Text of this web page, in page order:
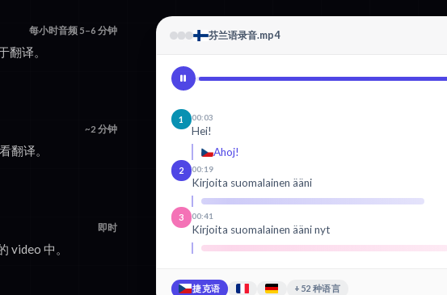
每小时音频 5–6 分钟
翻译。
~2 分钟
翻译。
即时
video 中。
芬兰语录音.mp4
1 00:03
Hei!
Ahoj!
2 00:19
Kirjoita suomalainen ääni
3 00:41
Kirjoita suomalainen ääni nyt
捷克语 +52 种语言